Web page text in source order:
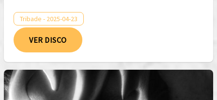
Tribade - 2025-04-23
VER DISCO